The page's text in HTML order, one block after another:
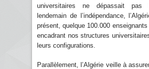
universitaires ne dépassait
lendemain de l’indépendance,
présent, quelque 100.000
encadrant nos structures
leurs configurations.
Parallèlement, l’Algérie veille à